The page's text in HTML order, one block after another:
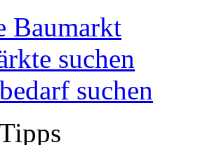
Baumarkt
suchen
suchen